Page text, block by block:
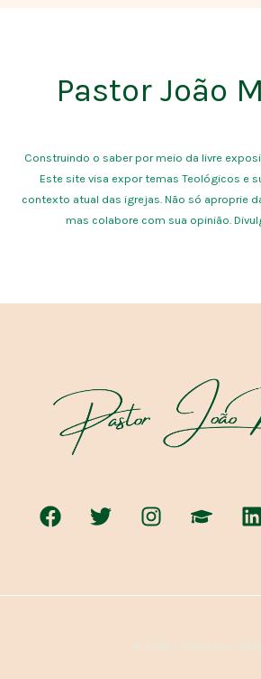
Pastor João
Construindo o saber por meio da livre
Este site visa expor temas Teológicos e
contexto atual das igrejas. Não só aproprie
mas colabore com sua opinião.